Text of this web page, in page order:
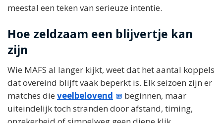
meestal een teken van serieuze intentie.
Hoe zeldzaam een blijvertje kan
zijn
Wie MAFS al langer kijkt, weet dat het aantal koppels
dat overeind blijft vaak beperkt is. Elk seizoen zijn er
matches die veelbelovend
beginnen, maar
uiteindelijk toch stranden door afstand, timing,